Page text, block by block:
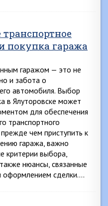
покупка гаража
гаражом — это не
и забота о
автомобиля. Выбор
в Ялуторовске может
для обеспечения
транспортного
чем приступить к
гаража, важно
критерии выбора,
нюансы, связанные
оформлением сделки….